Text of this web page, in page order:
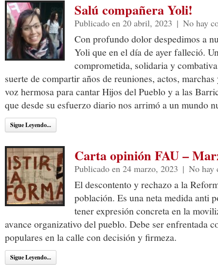
Salú compañera Yoli!
Publicado en 20 abril, 2023 | No hay
Con profundo dolor despedimos a
Yoli que en el día de ayer falleció.
comprometida, solidaria y
suerte de compartir años de reuniones, actos,
voz hermosa para cantar Hijos del Pueblo y a las
que desde su esfuerzo diario nos arrimó a un mundo
Sigue Leyendo...
Carta opinión FAU –
Publicado en 24 marzo, 2023 | No hay
El descontento y rechazo a la
población. Es una neta medida anti
tener expresión concreta en la
avance organizativo del pueblo. Debe ser enfrentada
populares en la calle con decisión y firmeza.
Sigue Leyendo...